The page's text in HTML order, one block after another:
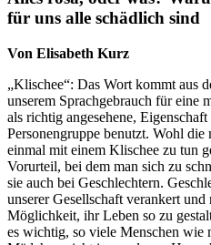
für uns alle schädlich sind
Von Elisabeth Kurz
„Klischee“: Das Wort kommt aus
unserem Sprachgebrauch für eine
als richtig angesehene,
Personengruppe benutzt. Wohl die
einmal mit einem Klischee zu tun
Vorurteil, bei dem man sich zu
sie auch bei Geschlechtern.
unserer Gesellschaft verankert
Möglichkeit, ihr Leben so zu
es wichtig, so viele Menschen wie